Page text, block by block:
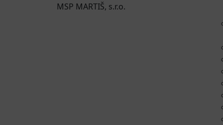
MSP MARTIŠ, s.r.o.